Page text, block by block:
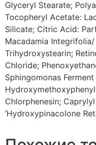
Glyceryl Stearate;
Tocopheryl Acetate:
Silicate; Citric Acid:
Macadamia
Trihydroxystearin;
Chloride;
Sphingomonas
Chlorphenesin;
‘Hydroxypinacolone